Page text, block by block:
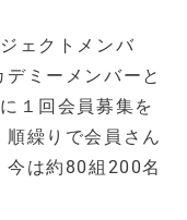
ェクトメンバ
ミーメンバーと
１回会員募集を
繰りで会員さん
今は約80組200名